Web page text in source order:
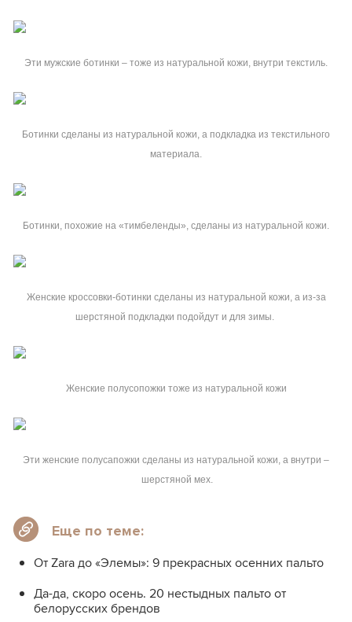
Эти мужские ботинки – тоже из натуральной кожи, внутри текстиль.
Ботинки сделаны из натуральной кожи, а подкладка из текстильного
материала.
Ботинки, похожие на «тимбеленды», сделаны из натуральной кожи.
Женские кроссовки-ботинки сделаны из натуральной кожи, а из-за
шерстяной подкладки подойдут и для зимы.
Женские полусопожки тоже из натуральной кожи
Эти женские полусапожки сделаны из натуральной кожи, а внутри –
шерстяной мех.
Еще по теме:
От Zara до «Элемы»: 9 прекрасных осенних пальто
Да-да, скоро осень. 20 нестыдных пальто от
белорусских брендов